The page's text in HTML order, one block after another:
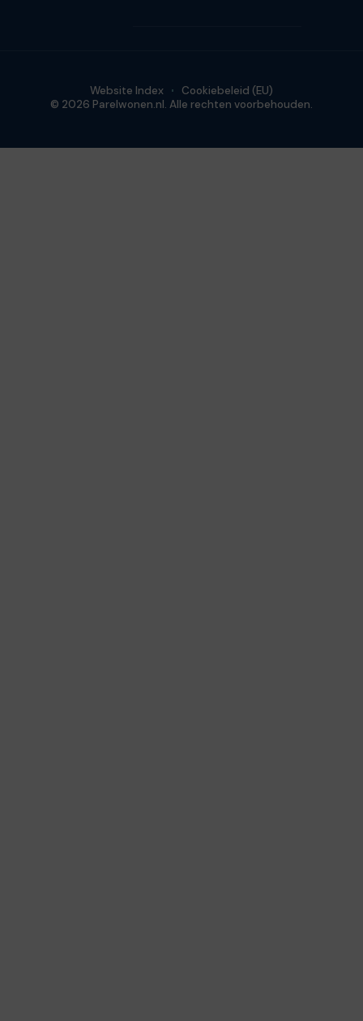
© 2026 Parelwonen.nl. Alle rechten voorbehouden.
Website Index Cookiebeleid (EU)